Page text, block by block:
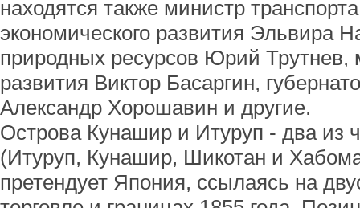
находятся также министр
экономического развития Эльвира
природных ресурсов Юрий Трутнев,
развития Виктор Басаргин,
Александр Хорошавин и другие.
Острова Кунашир и Итуруп - два из
(Итуруп, Кунашир, Шикотан и
претендует Япония, ссылаясь на